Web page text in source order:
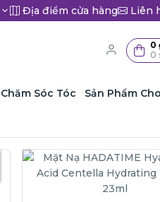
Địa điểm cửa hàng Liên
0
0
Chăm Sóc Tóc Sản Phẩm